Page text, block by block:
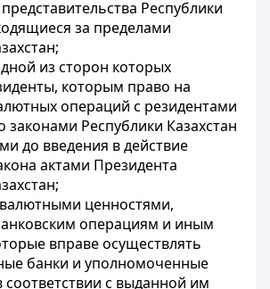
Республики
за пределами
из сторон которых
которым право на
операций с резидентами
законами Республики Казахстан
до введения в действие
актами Президента
ценностями,
операциям и иным
вправе осуществлять
банки и уполномоченные
соответствии с выданной им